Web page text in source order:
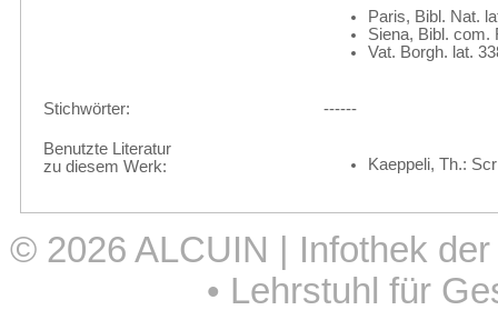
Paris, Bibl. Nat.
Siena, Bibl. com.
Vat. Borgh. lat.
Stichwörter: ------
Benutzte Literatur
zu diesem Werk:
Kaeppeli, Th.:
© 2026 ALCUIN | Infothek
• Lehrstuhl für